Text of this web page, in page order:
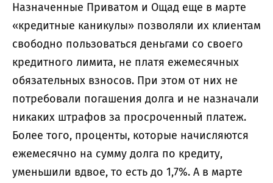
Назначенные Приватом и Ощад еще в марте
«кредитные каникулы» позволяли их клиентам
свободно пользоваться деньгами со своего
кредитного лимита, не платя ежемесячных
обязательных взносов. При этом от них не
потребовали погашения долга и не назначали
никаких штрафов за просроченный платеж.
Более того, проценты, которые начисляются
ежемесячно на сумму долга по кредиту,
уменьшили вдвое, то есть до 1,7%. А в марте